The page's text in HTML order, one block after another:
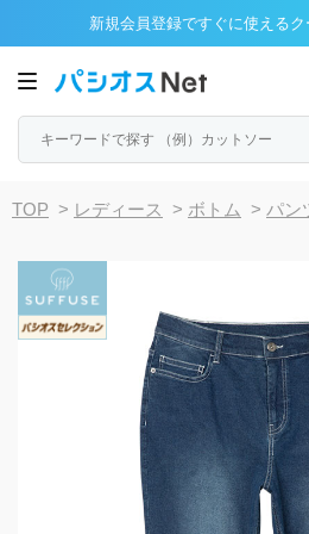
新規会員登録ですぐに使えるク
TOP > レディース > ボトム > パン